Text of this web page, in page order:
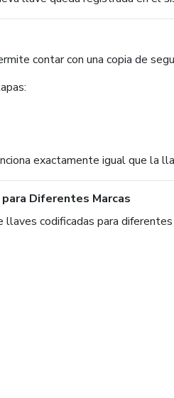
contar con una copia de
exactamente igual que la
Diferentes Marcas
llaves codificadas para